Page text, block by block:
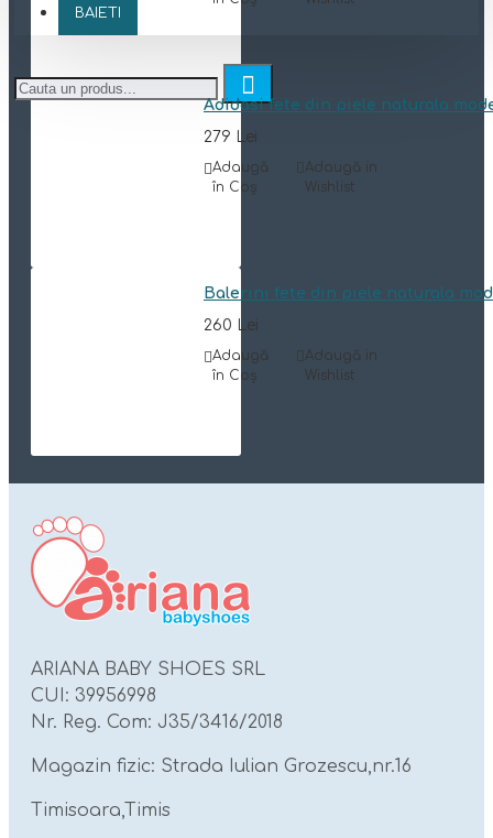
BAIETI
Adidasi fete din piele naturala
279 Lei
Adaugă
în Coş
Adaugă in
Wishlist
Balerini fete din piele naturala
260 Lei
Adaugă
în Coş
Adaugă in
Wishlist
ARIANA BABY SHOES SRL
CUI: 39956998
Nr. Reg. Com: J35/3416/2018
Magazin fizic: Strada Iulian Grozescu,nr.16
Timisoara,Timis